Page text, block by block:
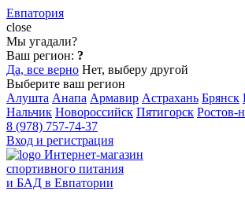
Евпатория
close
Мы угадали?
Ваш регион: ?
Да, все верно Нет, выберу другой
Выберите ваш регион
Алушта Анапа Армавир Астрахань Брянск
Нальчик Новороссийск Пятигорск Ростов-
8 (978) 757-74-37
Вход и регистрация
Интернет-магазин
спортивного питания
и БАД в Евпатории